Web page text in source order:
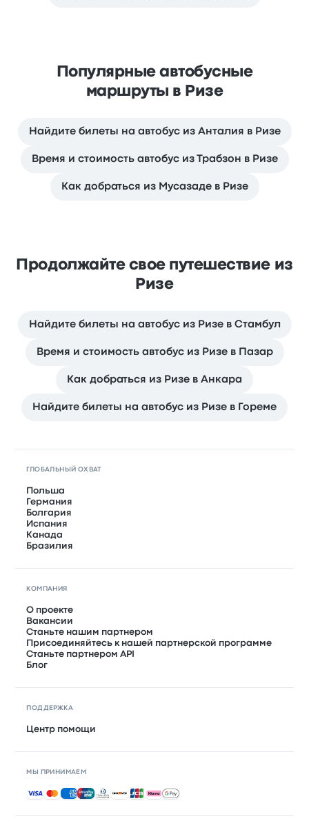
Популярные автобусные
маршруты в Ризе
Найдите билеты на автобус из Анталия в Ризе
Время и стоимость автобус из Трабзон в Ризе
Как добраться из Мусазаде в Ризе
Продолжайте свое путешествие из
Ризе
Найдите билеты на автобус из Ризе в Стамбул
Время и стоимость автобус из Ризе в Пазар
Как добраться из Ризе в Анкара
Найдите билеты на автобус из Ризе в Гореме
ГЛОБАЛЬНЫЙ ОХВАТ
Польша
Германия
Болгария
Испания
Канада
Бразилия
КОМПАНИЯ
О проекте
Вакансии
Станьте нашим партнером
Присоединяйтесь к нашей партнерской программе
Станьте партнером API
Блог
ПОДДЕРЖКА
Центр помощи
МЫ ПРИНИМАЕМ
Принимаемые способы оплаты